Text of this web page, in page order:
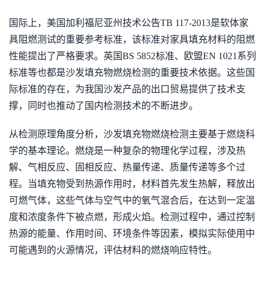
国际上，美国加利福尼亚州技术公告TB 117-2013是软体家
具阻燃测试的重要参考标准，该标准对家具填充材料的阻燃
性能提出了严格要求。英国BS 5852标准、欧盟EN 1021系列
标准等也都是沙发填充物燃烧检测的重要技术依据。这些国
际标准的存在，为我国沙发产品的出口贸易提供了技术支
撑，同时也推动了国内检测技术的不断进步。
从检测原理角度分析，沙发填充物燃烧检测主要基于燃烧科
学的基本理论。燃烧是一种复杂的物理化学过程，涉及热
解、气相反应、固相反应、热量传递、质量传递等多个过
程。当填充物受到热源作用时，材料首先发生热解，释放出
可燃气体，这些气体与空气中的氧气混合后，在达到一定温
度和浓度条件下被点燃，形成火焰。检测过程中，通过控制
热源的能量、作用时间、环境条件等因素，模拟实际使用中
可能遇到的火源情况，评估材料的燃烧响应特性。